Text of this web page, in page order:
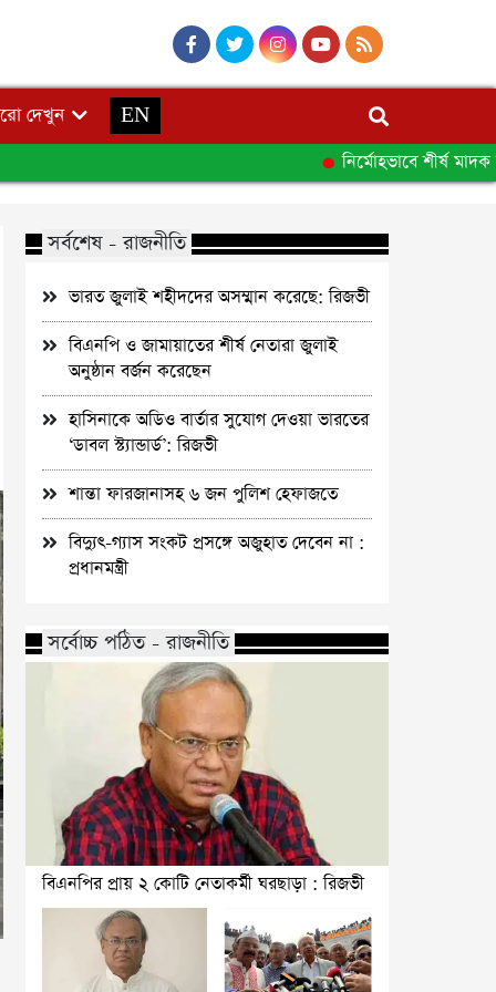
দেখুন
EN
নির্মোহভাবে শীর্ষ মাদক
সর্বশেষ - রাজনীতি
ভারত জুলাই শহীদদের অসম্মান করেছে: রিজভী
বিএনপি ও জামায়াতের শীর্ষ নেতারা জুলাই
অনুষ্ঠান বর্জন করেছেন
হাসিনাকে অডিও বার্তার সুযোগ দেওয়া ভারতের
‘ডাবল স্ট্যান্ডার্ড’: রিজভী
শান্তা ফারজানাসহ ৬ জন পুলিশ হেফাজতে
বিদ্যুৎ-গ্যাস সংকট প্রসঙ্গে অজুহাত দেবেন না :
প্রধানমন্ত্রী
সর্বোচ্চ পঠিত - রাজনীতি
বিএনপির প্রায় ২ কোটি নেতাকর্মী ঘরছাড়া : রিজভী